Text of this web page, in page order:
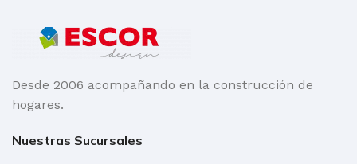
Desde 2006 acompañando en la construcción de
hogares.
Nuestras Sucursales